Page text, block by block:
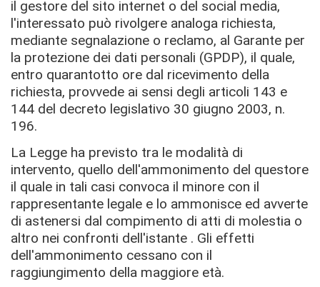
il gestore del sito internet o del social media,
l'interessato può rivolgere analoga richiesta,
mediante segnalazione o reclamo, al Garante per
la protezione dei dati personali (GPDP), il quale,
entro quarantotto ore dal ricevimento della
richiesta, provvede ai sensi degli articoli 143 e
144 del decreto legislativo 30 giugno 2003, n.
196.
La Legge ha previsto tra le modalità di
intervento, quello dell'ammonimento del questore
il quale in tali casi convoca il minore con il
rappresentante legale e lo ammonisce ed avverte
di astenersi dal compimento di atti di molestia o
altro nei confronti dell'istante . Gli effetti
dell'ammonimento cessano con il
raggiungimento della maggiore età.